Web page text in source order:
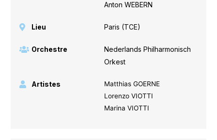
Anton WEBERN
Lieu Paris (TCE)
Orchestre
Nederlands Philharmonisch
Orkest
Artistes
Matthias GOERNE
Lorenzo VIOTTI
Marina VIOTTI